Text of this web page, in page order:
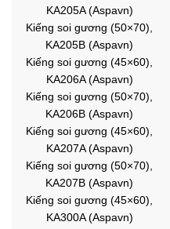
KA205A (Aspavn)
Kiếng soi gương (50×70),
KA205B (Aspavn)
Kiếng soi gương (45×60),
KA206A (Aspavn)
Kiếng soi gương (50×70),
KA206B (Aspavn)
Kiếng soi gương (45×60),
KA207A (Aspavn)
Kiếng soi gương (50×70),
KA207B (Aspavn)
Kiếng soi gương (45×60),
KA300A (Aspavn)